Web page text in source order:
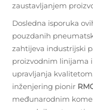
zaustavljanjem
Dosledna isporuka
pouzdanih
zahtijeva industrijski
proizvodnim linijama
upravljanja
inženjering pionir
međunarodnim